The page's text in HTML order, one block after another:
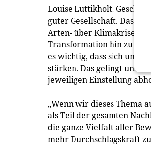
Louise Luttikholt,
guter Gesellschaft. Das
Arten- über Klimakrise bis
Transformation hin zu
es wichtig, dass sich
stärken. Das gelingt uns
jeweiligen Einstellung
„Wenn wir dieses Thema
als Teil der gesamten
die ganze Vielfalt aller
mehr Durchschlagskraft